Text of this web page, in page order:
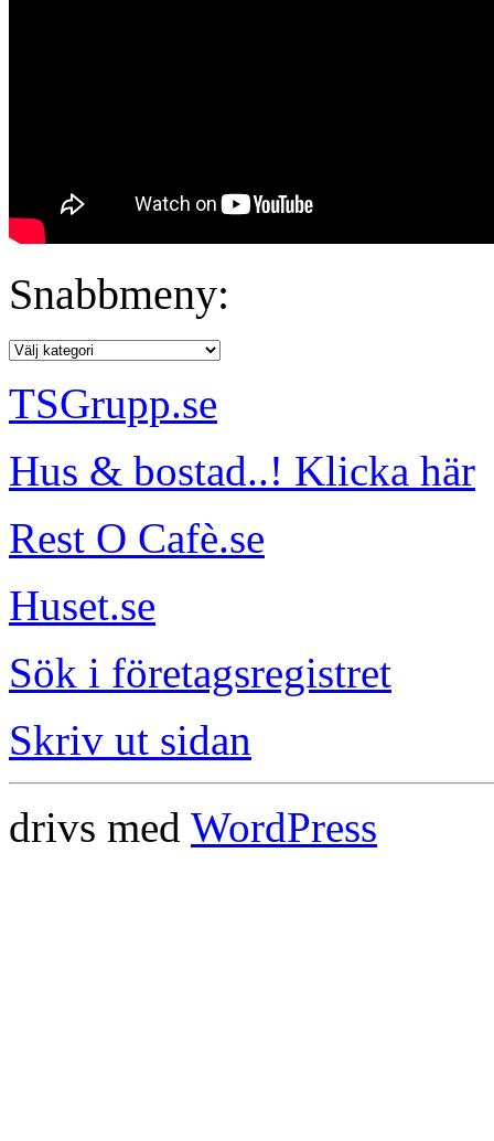
Snabbmeny:
TSGrupp.se
Hus & bostad..! Klicka här
Rest O Cafè.se
Huset.se
Sök i företagsregistret
Skriv ut sidan
drivs med WordPress